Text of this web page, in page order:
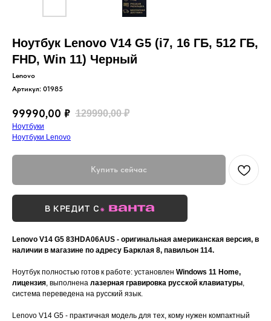
Ноутбук Lenovo V14 G5 (i7, 16 ГБ, 512 ГБ,
FHD, Win 11) Черный
Lenovo
Артикул: 01985
99990,00 ₽ 129990,00 ₽
Ноутбуки
Ноутбуки Lenovo
Купить сейчас
В КРЕДИТ С
Lenovo V14 G5 83HDA06AUS - оригинальная американская версия, в
наличии в магазине по адресу Барклая 8, павильон 114.
Ноутбук полностью готов к работе: установлен Windows 11 Home,
лицензия, выполнена лазерная гравировка русской клавиатуры,
система переведена на русский язык.
Lenovo V14 G5 - практичная модель для тех, кому нужен компактный